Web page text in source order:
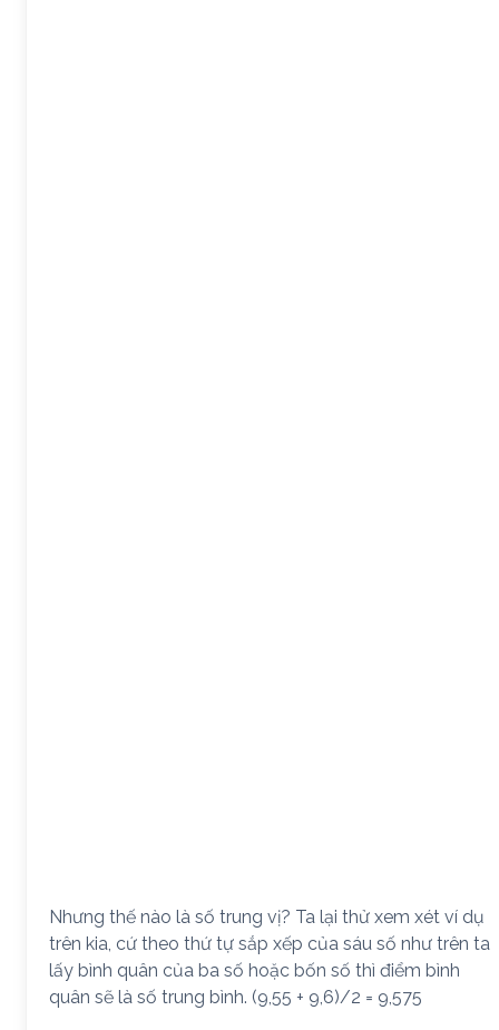
Nhưng thế nào là số trung vị? Ta lại thử xem xét ví dụ
trên kia, cứ theo thứ tự sắp xếp của sáu số như trên ta
lấy bình quân của ba số hoặc bốn số thì điểm bình
quân sẽ là số trung bình. (9,55 + 9,6)/2 = 9,575